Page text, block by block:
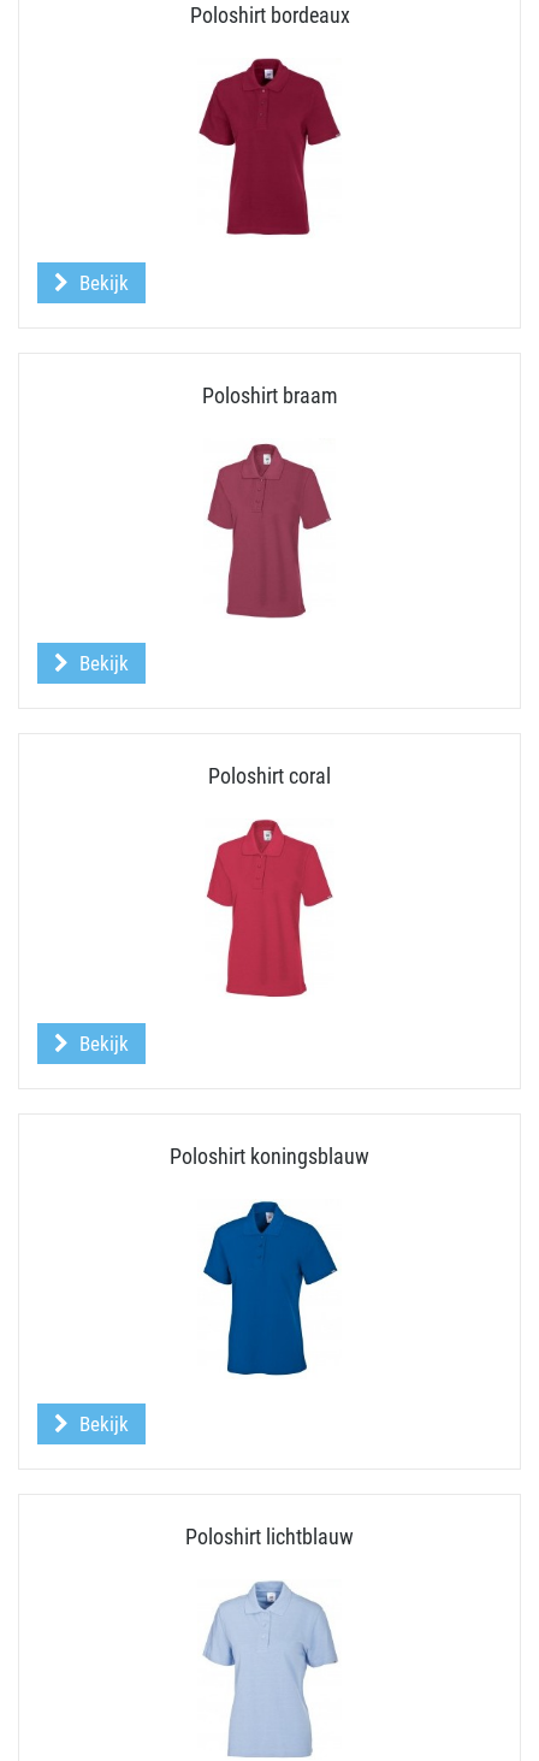
Poloshirt bordeaux
Bekijk
Poloshirt braam
Bekijk
Poloshirt coral
Bekijk
Poloshirt koningsblauw
Bekijk
Poloshirt lichtblauw